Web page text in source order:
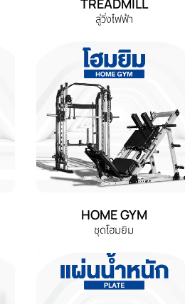
ลู่วิ่งไฟฟ้า
HOME GYM
ชุดโฮมยิม